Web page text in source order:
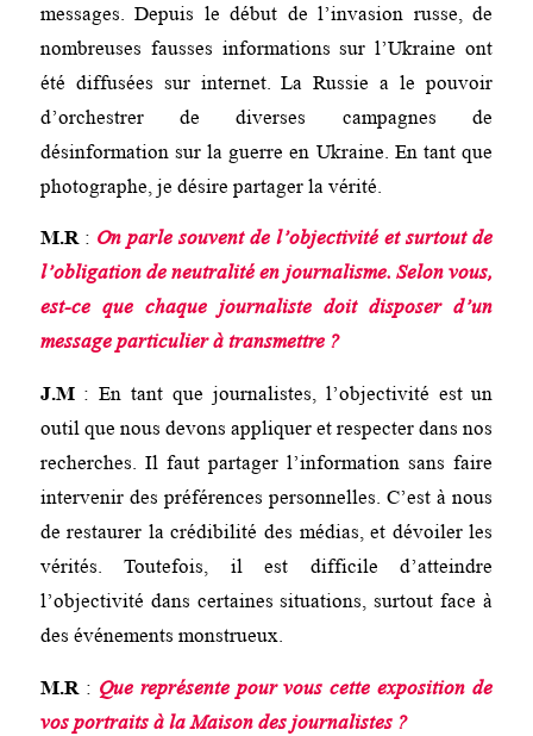
messages. Depuis le début de l’invasion russe, de
nombreuses fausses informations sur l’Ukraine ont
été diffusées sur internet. La Russie a le pouvoir
d’orchestrer de diverses campagnes de
désinformation sur la guerre en Ukraine. En tant que
photographe, je désire partager la vérité.
M.R: On parle souvent de l’objectivité et surtout de
l’obligation de neutralité en journalisme. Selon vous,
est-ce que chaque journaliste doit disposer d’un
message particulier à transmettre ?
J.M: En tant que journalistes, l’objectivité est un
outil que nous devons appliquer et respecter dans nos
recherches. Il faut partager l’information sans faire
intervenir des préférences personnelles. C’est à nous
de restaurer la crédibilité des médias, et dévoiler les
vérités. Toutefois, il est difficile d’atteindre
l’objectivité dans certaines situations, surtout face à
des événements monstrueux.
M.R : Que représente pour vous cette exposition de
vos portraits à la Maison des journalistes ?